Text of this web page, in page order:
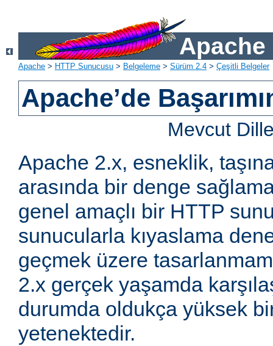
Apache
Apache > HTTP Sunucusu > Belgeleme > Sürüm 2.4 > Çeşitli Belgeler
Apache’de
Mevcut
Apache 2.x, esneklik,
arasında bir denge
genel amaçlı bir HTTP
sunucularla kıyaslama
geçmek üzere
2.x gerçek yaşamda
durumda oldukça yüksek
yetenektedir.